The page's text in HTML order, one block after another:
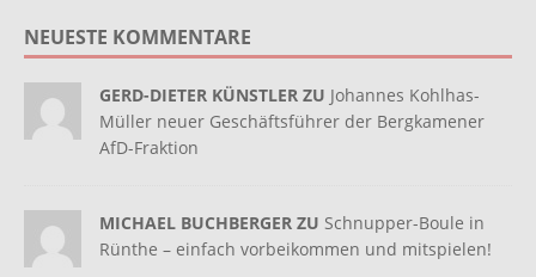
NEUESTE KOMMENTARE
GERD-DIETER KÜNSTLER ZU Johannes Kohlhas-
Müller neuer Geschäftsführer der Bergkamener
AfD-Fraktion
MICHAEL BUCHBERGER ZU Schnupper-Boule in
Rünthe – einfach vorbeikommen und mitspielen!